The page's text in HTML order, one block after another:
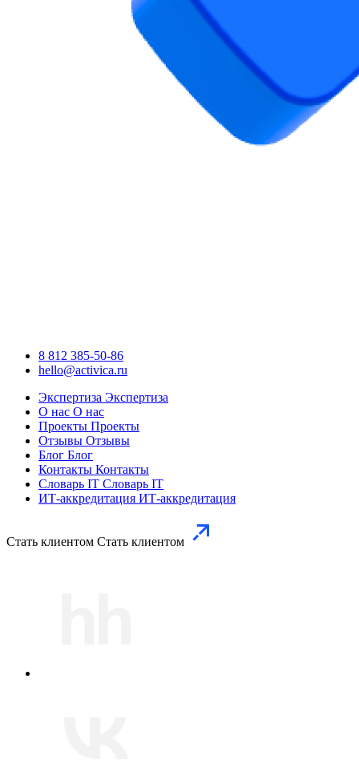
8 812 385-50-86
hello@activica.ru
Экспертиза Экспертиза
О нас О нас
Проекты Проекты
Отзывы Отзывы
Блог Блог
Контакты Контакты
Словарь IT Словарь IT
ИТ-аккредитация ИТ-аккредитация
Стать клиентом Стать клиентом